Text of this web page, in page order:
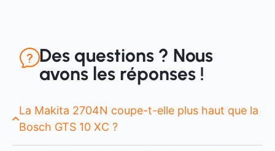
Des questions ? Nous
avons les réponses !
La Makita 2704N coupe-t-elle plus haut que la
Bosch GTS 10 XC ?